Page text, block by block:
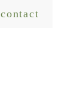
contact